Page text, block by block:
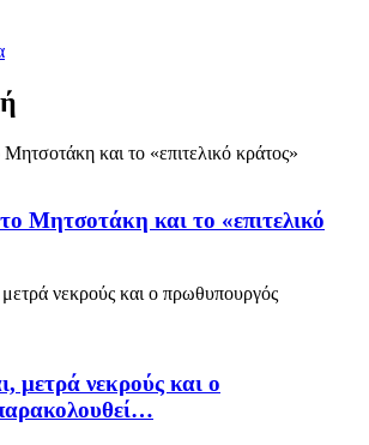
Μητσοτάκη και το «επιτελικό
μετρά νεκρούς και ο